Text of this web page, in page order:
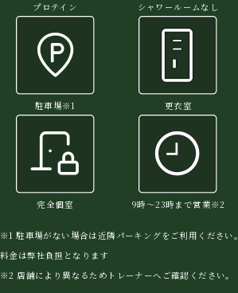
プロテイン シャワールームなし
駐車場※1 更衣室
完全個室 9時〜23時まで営業※2
※1 駐車場がない場合は近隣パーキングをご利用ください。
料金は弊社負担となります
※2 店舗により異なるためトレーナーへご確認ください。